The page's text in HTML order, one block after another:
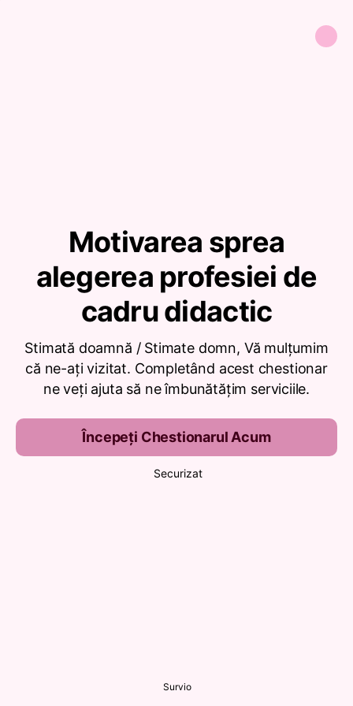
Motivarea sprea
alegerea profesiei de
cadru didactic
Stimată doamnă / Stimate domn, Vă mulțumim
că ne-ați vizitat. Completând acest chestionar
ne veți ajuta să ne îmbunătățim serviciile.
Începeți Chestionarul Acum
Securizat
Survio